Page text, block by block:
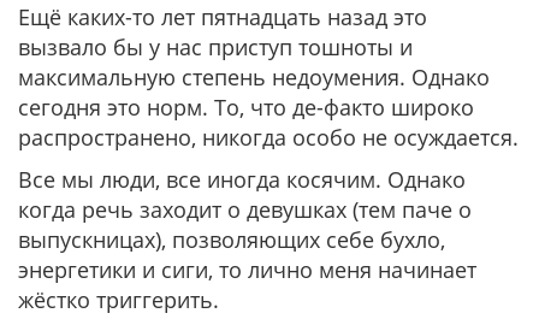
Ещё каких-то лет пятнадцать назад это
вызвало бы у нас приступ тошноты и
максимальную степень недоумения. Однако
сегодня это норм. То, что де-факто широко
распространено, никогда особо не осуждается.
Все мы люди, все иногда косячим. Однако
когда речь заходит о девушках (тем паче о
выпускницах), позволяющих себе бухло,
энергетики и сиги, то лично меня начинает
жёстко триггерить.